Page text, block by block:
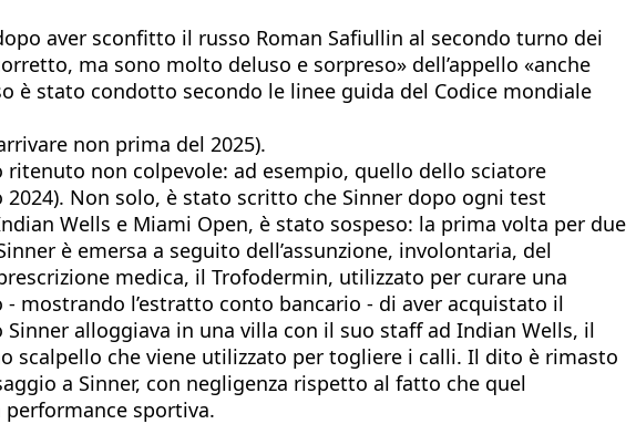
aver sconfitto il russo Roman Safiullin al secondo turno dei
ma sono molto deluso e sorpreso» dell’appello «anche
è stato condotto secondo le linee guida del Codice mondiale
non prima del 2025).
non colpevole: ad esempio, quello dello sciatore
Non solo, è stato scritto che Sinner dopo ogni test
Wells e Miami Open, è stato sospeso: la prima volta per due
è emersa a seguito dell’assunzione, involontaria, del
medica, il Trofodermin, utilizzato per curare una
mostrando l’estratto conto bancario - di aver acquistato il
Sinner alloggiava in una villa con il suo staff ad Indian Wells, il
che viene utilizzato per togliere i calli. Il dito è rimasto
a Sinner, con negligenza rispetto al fatto che quel
sportiva.